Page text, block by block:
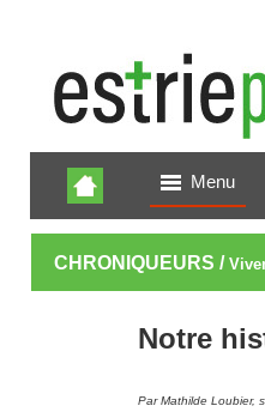
Menu
CHRONIQUEURS /
Notre
Par Mathilde Loubier,